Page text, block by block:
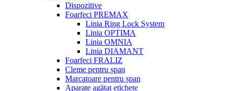
Dispozitive
Foarfeci PREMAX
Linia Ring Lock System
Linia OPTIMA
Linia OMNIA
Linia DIAMANT
Foarfeci FRALIZ
Cleme pentru șpan
Marcatoare pentru șpan
Aparate agățat etichete